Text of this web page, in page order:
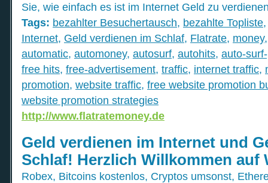
Sie, wie einfach es ist im Internet Geld zu
Tags: bezahlter Besuchertausch, bezahlte Topliste
Internet, Geld verdienen im Schlaf, Flatrate, money
automatic, automoney, autosurf, autohits, auto-
free hits, free-advertisement, traffic, internet traffic,
promotion, website traffic, free website promotion
website promotion strategies
http://www.flatratemoney.de
Geld verdienen im Internet und
Schlaf! Herzlich Willkommen auf
Robex, Bitcoins kostenlos, Cryptos umsonst,